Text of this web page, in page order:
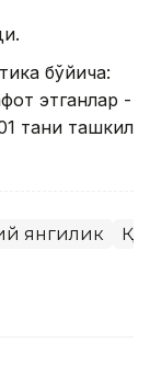
бўйича:
этганлар -
тани ташкил
янгилик ҚР